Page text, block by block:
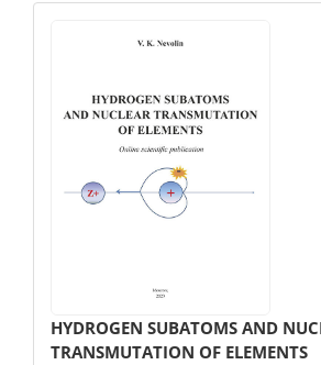
HYDROGEN SUBATOMS AND
TRANSMUTATION OF ELEMENTS